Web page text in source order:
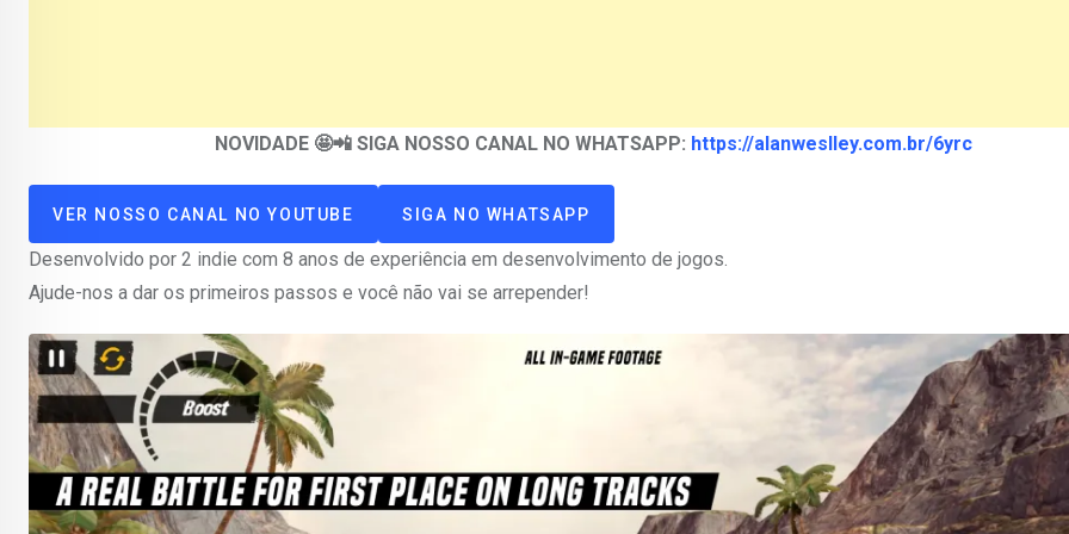
NOVIDADE 🤩📲 SIGA NOSSO CANAL NO WHATSAPP: https://alanweslley.com.br/6yrc
VER NOSSO CANAL NO YOUTUBE SIGA NO WHATSAPP
Desenvolvido por 2 indie com 8 anos de experiência em desenvolvimento de jogos.
Ajude-nos a dar os primeiros passos e você não vai se arrepender!